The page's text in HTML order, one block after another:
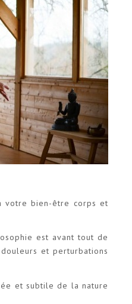
votre bien-être corps et
est avant tout de
et perturbations
et subtile de la nature